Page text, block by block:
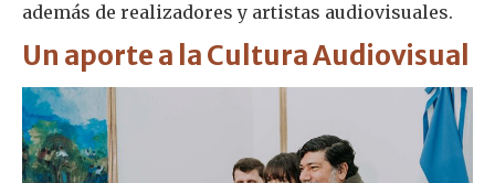
además de realizadores y artistas audiovisuales.
Un aporte a la Cultura Audiovisual